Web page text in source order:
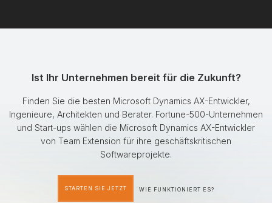
Ist Ihr Unternehmen bereit für die Zukunft?
Finden Sie die besten Microsoft Dynamics AX-Entwickler,
Ingenieure, Architekten und Berater. Fortune-500-Unternehmen
und Start-ups wählen die Microsoft Dynamics AX-Entwickler
von Team Extension für ihre geschäftskritischen
Softwareprojekte.
STARTEN SIE JETZT WIE FUNKTIONIERT ES?